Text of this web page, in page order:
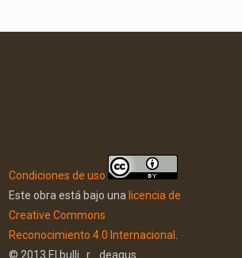
Condiciones de uso
Este obra está bajo una licencia de
Creative Commons
Reconocimiento 4.0 Internacional
© 2013 El bulli...r....deagus